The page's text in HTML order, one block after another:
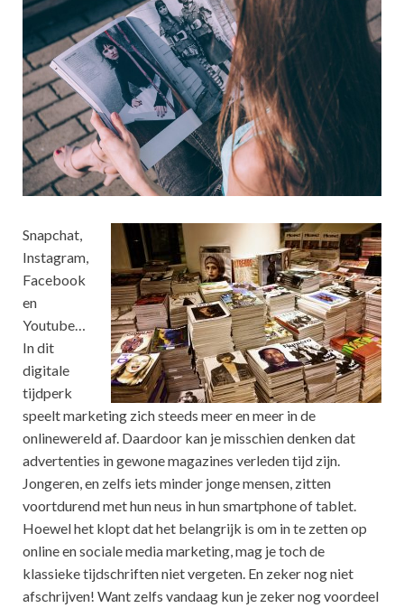
Snapchat,
Instagram,
Facebook
en
Youtube…
In dit
digitale
tijdperk
speelt marketing zich steeds meer en meer in de
onlinewereld af. Daardoor kan je misschien denken dat
advertenties in gewone magazines verleden tijd zijn.
Jongeren, en zelfs iets minder jonge mensen, zitten
voortdurend met hun neus in hun smartphone of tablet.
Hoewel het klopt dat het belangrijk is om in te zetten op
online en sociale media marketing, mag je toch de
klassieke tijdschriften niet vergeten. En zeker nog niet
afschrijven! Want zelfs vandaag kun je zeker nog voordeel